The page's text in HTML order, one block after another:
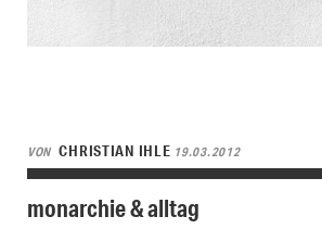
VON CHRISTIAN IHLE 19.03.2012
monarchie & alltag